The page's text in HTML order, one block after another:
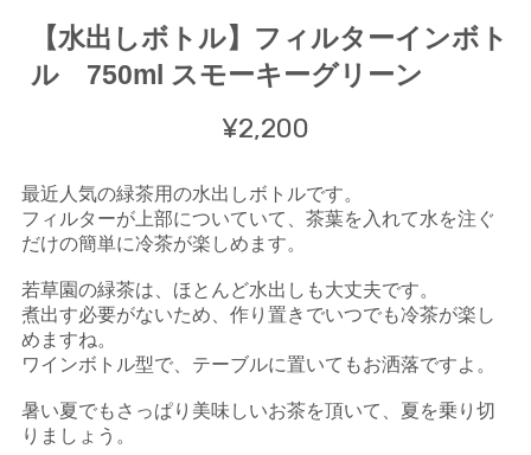
【水出しボトル】フィルターインボト
ル 750ml スモーキーグリーン
¥2,200
最近人気の緑茶用の水出しボトルです。
フィルターが上部についていて、茶葉を入れて水を注ぐ
だけの簡単に冷茶が楽しめます。
若草園の緑茶は、ほとんど水出しも大丈夫です。
煮出す必要がないため、作り置きでいつでも冷茶が楽し
めますね。
ワインボトル型で、テーブルに置いてもお洒落ですよ。
暑い夏でもさっぱり美味しいお茶を頂いて、夏を乗り切
りましょう。